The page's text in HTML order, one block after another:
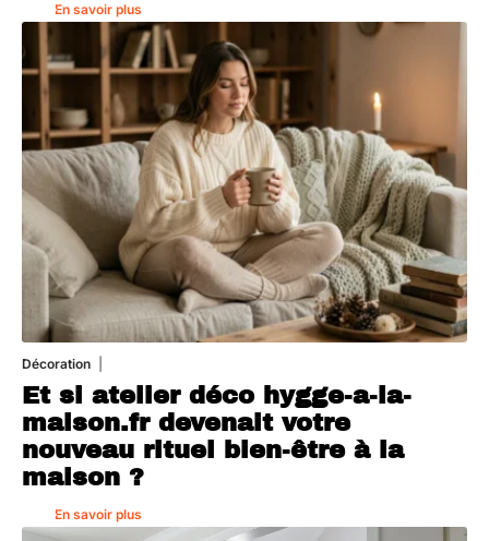
En savoir plus
Décoration
Et si atelier déco hygge-a-la-
maison.fr devenait votre
nouveau rituel bien-être à la
maison ?
En savoir plus